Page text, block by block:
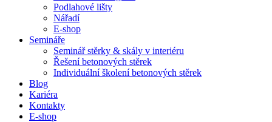
Podlahové lišty
Nářadí
E-shop
Semináře
Seminář stěrky & skály v interiéru
Řešení betonových stěrek
Individuální školení betonových stěrek
Blog
Kariéra
Kontakty
E-shop